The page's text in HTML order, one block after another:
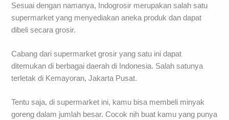
Sesuai dengan namanya, Indogrosir merupakan salah satu
supermarket yang menyediakan aneka produk dan dapat
dibeli secara grosir.
Cabang dari supermarket grosir yang satu ini dapat
ditemukan di berbagai daerah di Indonesia. Salah satunya
terletak di Kemayoran, Jakarta Pusat.
Tentu saja, di supermarket ini, kamu bisa membeli minyak
goreng dalam jumlah besar. Cocok nih buat kamu yang punya